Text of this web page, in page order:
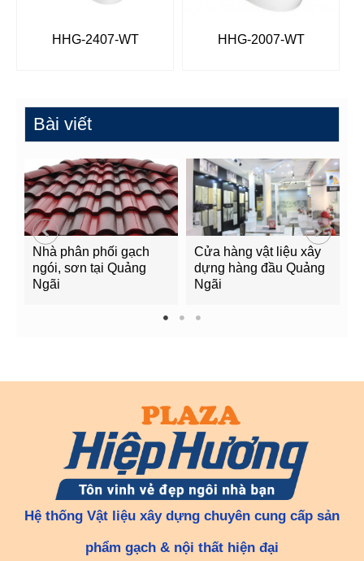
HHG-2407-WT HHG-2007-WT
Bài viết
Nhà phân phối gạch
ngói, sơn tại Quảng
Ngãi
Cửa hàng vật liệu xây
dựng hàng đầu Quảng
Ngãi
1 2 3
Hệ thống Vật liệu xây dựng chuyên cung cấp sản
phẩm gạch & nội thất hiện đại